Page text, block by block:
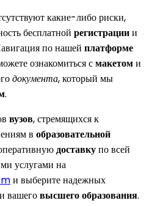
какие-либо риски,
бесплатной регистрациии
по нашей платформе
ознакомиться смакетоми
документа, который мы
.
вузов, стремящихся к
в образовательной
доставкупо всей
услугами на
и выберите надежных
вашеговысшего образования.